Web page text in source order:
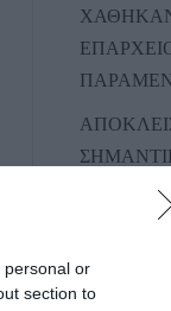
personal or
section to
ΧΑΘΗΚΑΝ